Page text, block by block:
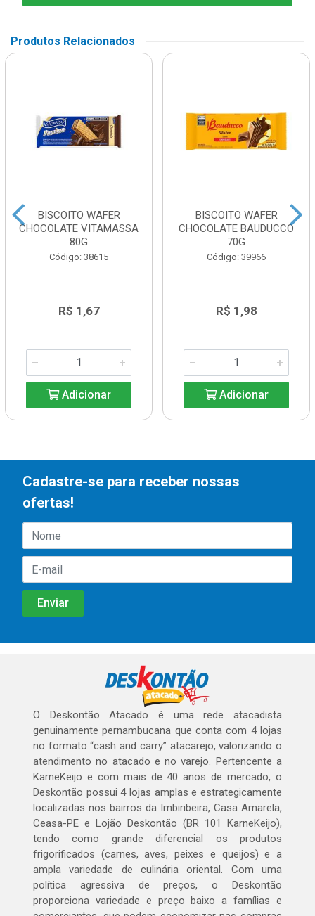
Produtos Relacionados
BISCOITO WAFER
CHOCOLATE VITAMASSA
80G
Código: 38615
R$ 1,67
Adicionar
BISCOITO WAFER
CHOCOLATE BAUDUCCO
70G
Código: 39966
R$ 1,98
Adicionar
Cadastre-se para receber nossas
ofertas!
O Deskontão Atacado é uma rede atacadista
genuinamente pernambucana que conta com 4 lojas
no formato “cash and carry” atacarejo, valorizando o
atendimento no atacado e no varejo. Pertencente a
KarneKeijo e com mais de 40 anos de mercado, o
Deskontão possui 4 lojas amplas e estrategicamente
localizadas nos bairros da Imbiribeira, Casa Amarela,
Ceasa-PE e Lojão Deskontão (BR 101 KarneKeijo),
tendo como grande diferencial os produtos
frigorificados (carnes, aves, peixes e queijos) e a
ampla variedade de culinária oriental. Com uma
política agressiva de preços, o Deskontão
proporciona variedade e preço baixo a famílias e